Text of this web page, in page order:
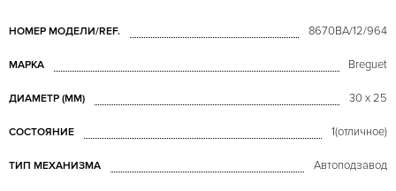
НОМЕР МОДЕЛИ/REF. 8670BA/12/964
МАРКА Breguet
ДИАМЕТР (MM) 30 х 25
СОСТОЯНИЕ 1(отличное)
ТИП МЕХАНИЗМА Автоподзавод